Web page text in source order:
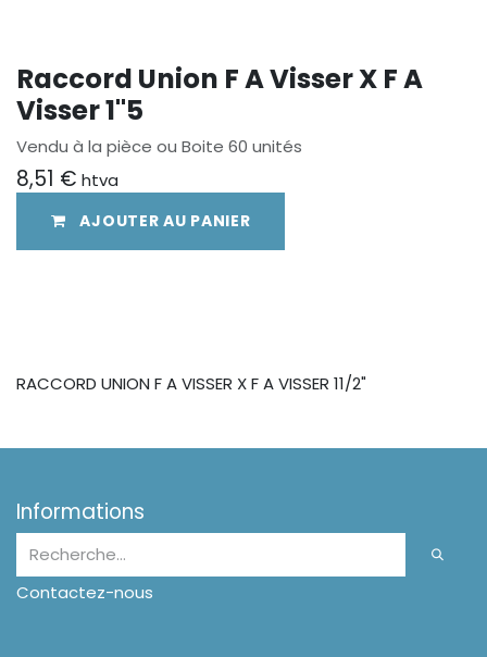
Raccord Union F A Visser X F A
Visser 1"5
Vendu à la pièce ou Boite 60 unités
8,51 € htva
AJOUTER AU PANIER
RACCORD UNION F A VISSER X F A VISSER 11/2"
Informations
Contactez-nous